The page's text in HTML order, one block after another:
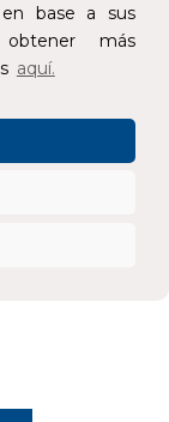
base a sus
más
aquí.
20/25 1"
y los